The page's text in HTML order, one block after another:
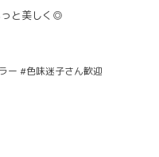
っと美しく◎
ー #色味迷子さん歓迎